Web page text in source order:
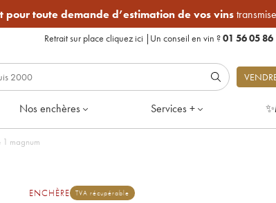
pour toute demande d’estimation de vos vins
Retrait sur place cliquez ici | Un conseil en vin ?01 56 05 86
Nos enchères Services + ✨
- Lot de 1 magnum
ENCHÈRE TVA récupérable